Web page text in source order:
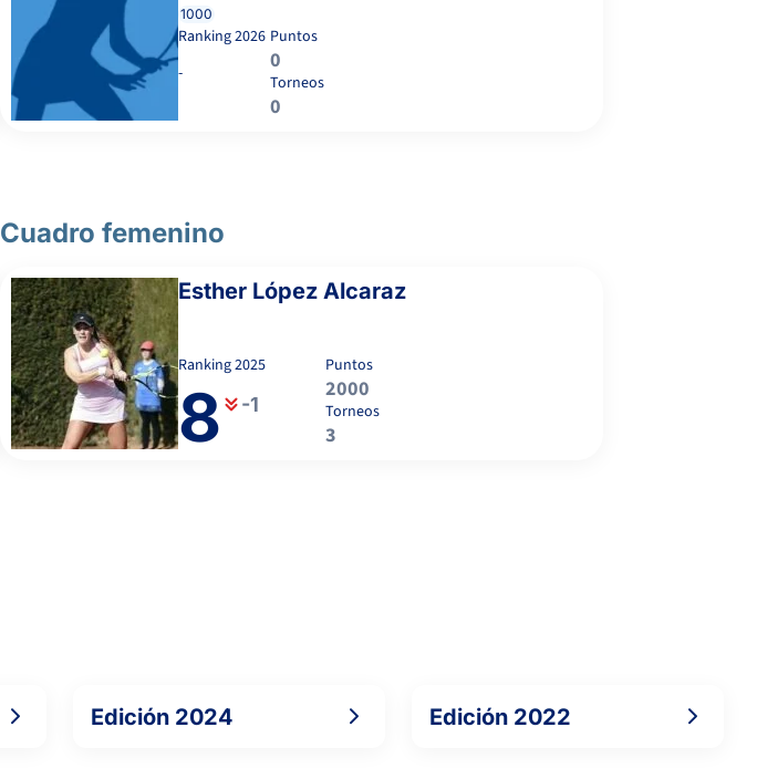
1000
Ranking2026
-
Puntos
0
Torneos
0
Cuadro femenino
Esther López Alcaraz
Ranking2025
8 -1
Puntos
2000
Torneos
3
Edición 2024 Edición 2022